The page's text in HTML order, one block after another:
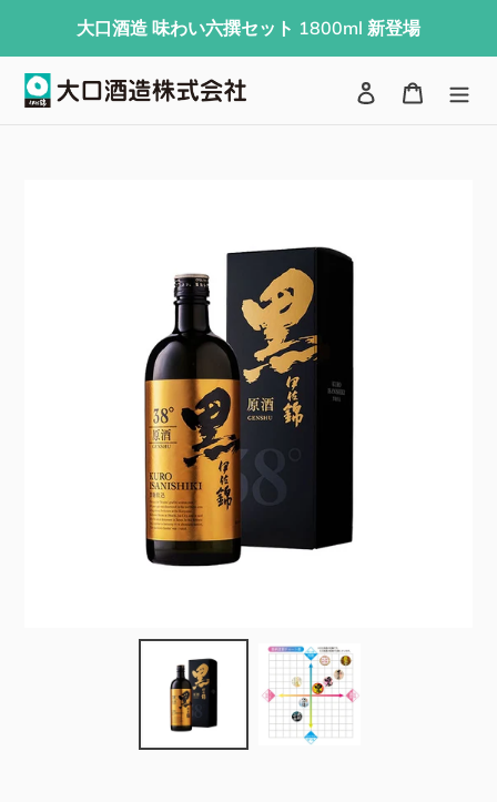
大口酒造 味わい六撰セット 1800ml 新登場
検索 ログイン
カート